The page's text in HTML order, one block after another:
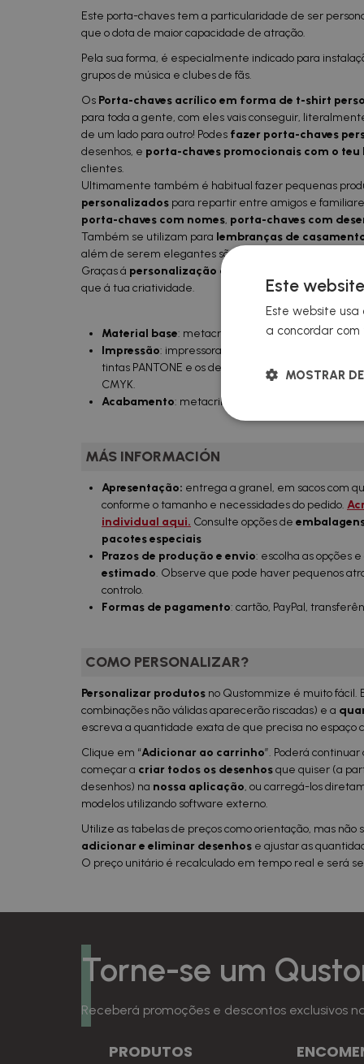
Este porta-chaves tem a particularidade de ser
que o dota de maior capacidade de atração.
Pela sua forma, é especialmente indicado para
grupos de música e clubes de fãs.
Os Porta-chaves acrílico em forma de t-shirt
para toda a gente, com eles vais conseguir,
de um lado para outro! Podes fazer porta-chaves
desenhos, e porta-chaves promocionais com o
clientes.
Ultimamente também é habitual fazer pequenas
personalizados para repartir entre amigos e
porta-chaves com nomes, porta-chaves com
Também se utilizam para lembranças de
além de serem elegantes são
Graças á personalização a toda cor,
que á tua criatividade.
Material base: metacrilato.
Impressão: impressora digital, tintas
tintas PANTONE e os desenhos em RGB serão
CMYK.
Acabamento: metacrilato brilhante.
MÁS INFORMACIÓN
Apresentação: entrega a granel, em sacos com
conforme o tamanho e necessidades do pedido.
individual aqui. Consulte opções de
pacotes especiais
Prazos de produção e envio: escolha as opções
estimado. Observe que pode haver pequenos
controlo.
Formas de pagamento: cartão, PayPal,
COMO PERSONALIZAR?
Personalizar produtos no Qustommize é muito fácil.
combinações não válidas aparecerão riscadas) e a qu
escreva a quantidade exata de que precisa no espaço
Clique em “Adicionar ao carrinho”. Poderá
começar a criar todos os desenhosque quiser (a
desenhos) na nossa aplicação, ou carregá-los
modelos utilizando software externo.
Utilize as tabelas de preços como orientação, mas não
adicionar e eliminar desenhos e ajustar as
O preço unitário é recalculado em tempo real e será
Torne-se um
Receberá promoções e descontos exclusivos
PRODUTOS
Este
Este website usa
a concordar com
MOSTRAR